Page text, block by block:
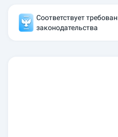
Соответствует
законодательства